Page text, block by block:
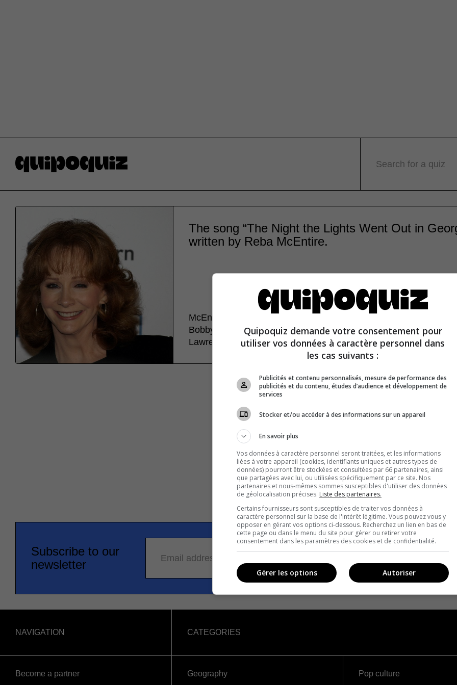
Search for a quiz
The song “The Night the Lights Went Out in
written by Reba McEntire.
McEntire released a cover of the song in 1991, but it was
Bobby Russell in 1972 and recorded by another redhead, actress
Lawrence.
Subscribe to our
newsletter
Email address
NAVIGATION
Become a partner
CATEGORIES
Geography
Pop culture
Quipoquiz demande votre consentement pour
utiliser vos données à caractère personnel dans
les cas suivants :
Publicités et contenu personnalisés, mesure de performance des
publicités et du contenu, études d’audience et développement de
services
Stocker et/ou accéder à des informations sur un appareil
En savoir plus
Vos données à caractère personnel seront traitées, et les informations
liées à votre appareil (cookies, identifiants uniques et autres types de
données) pourront être stockées et consultées par 66 partenaires, ainsi
que partagées avec lui, ou utilisées spécifiquement par ce site. Nos
partenaires et nous-mêmes sommes susceptibles d'utiliser des données
de géolocalisation précises. Liste des partenaires.
Certains fournisseurs sont susceptibles de traiter vos données à
caractère personnel sur la base de l'intérêt légitime. Vous pouvez vous y
opposer en gérant vos options ci-dessous. Recherchez un lien en bas de
cette page ou dans le menu du site pour gérer ou retirer votre
consentement dans les paramètres des cookies et de confidentialité.
Autoriser
Gérer les options